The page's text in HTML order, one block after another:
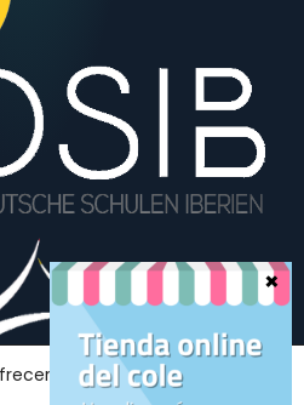
la mejor experiencia en